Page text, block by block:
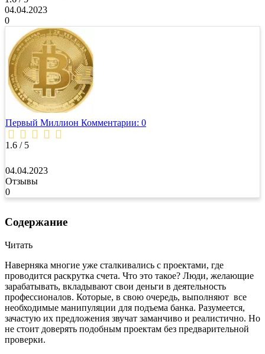
04.04.2023
0
Первый Миллион Комментарии: 0
1.6 / 5
04.04.2023
Отзывы
0
Содержание
Читать
Наверняка многие уже сталкивались с проектами, где
проводится раскрутка счета. Что это такое? Люди, желающие
зарабатывать, вкладывают свои деньги в деятельность
профессионалов. Которые, в свою очередь, выполняют все
необходимые манипуляции для подъема банка. Разумеется,
зачастую их предложения звучат заманчиво и реалистично. Но
не стоит доверять подобным проектам без предварительной
проверки.